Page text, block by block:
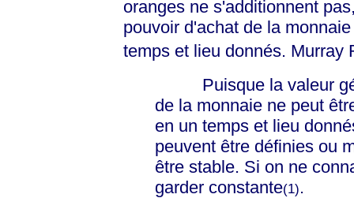
oranges ne s'additionnent
pouvoir d'achat de la
temps et lieu donnés. Murray
Puisque la valeur
de la monnaie ne peut
en un temps et lieu
peuvent être définies ou
être stable. Si on ne
garder constante(1).